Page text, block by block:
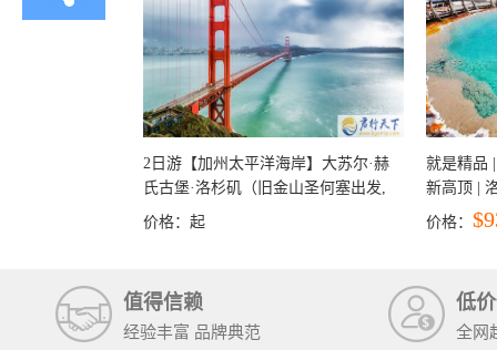
2日游【加州太平洋海岸】大苏尔·赫
氏古堡·洛杉矶（旧金山圣何塞出发,
洛杉矶结束）
价格： 起
就是精品
新高顶 |
彩穴+马
价格：
值得信赖
经验丰富 品牌典范
低
全网